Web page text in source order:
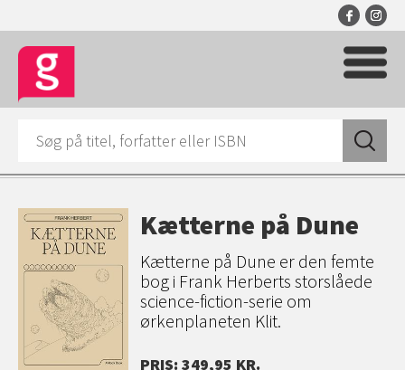
Kætterne på Dune
Kætterne på Dune er den femte
bog i Frank Herberts storslåede
science-fiction-serie om
ørkenplaneten Klit.
PRIS: 349,95 KR.